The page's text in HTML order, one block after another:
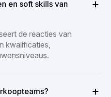
en soft skills van
de reacties van
kwalificaties,